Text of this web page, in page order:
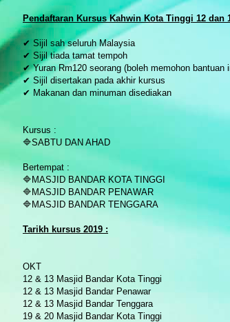
Pendaftaran Kursus Kahwin Kota Tinggi 12 dan
✔ Sijil sah seluruh Malaysia
✔ Sijil tiada tamat tempoh
✔ Yuran Rm120 seorang (boleh memohon bantuan
✔ Sijil disertakan pada akhir kursus
✔ Makanan dan minuman disediakan
Kursus :
🔷SABTU DAN AHAD
Bertempat :
🔷MASJID BANDAR KOTA TINGGI
🔷MASJID BANDAR PENAWAR
🔷MASJID BANDAR TENGGARA
Tarikh kursus 2019 :
OKT
12 & 13 Masjid Bandar Kota Tinggi
12 & 13 Masjid Bandar Penawar
12 & 13 Masjid Bandar Tenggara
19 & 20 Masjid Bandar Kota Tinggi